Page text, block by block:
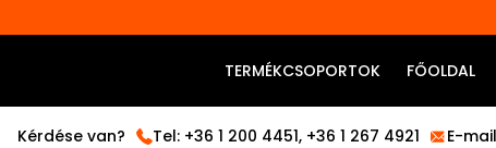
TERMÉKCSOPORTOK FŐOLDAL
Kérdése van? Tel: +36 1 200 4451, +36 1 267 4921 E-